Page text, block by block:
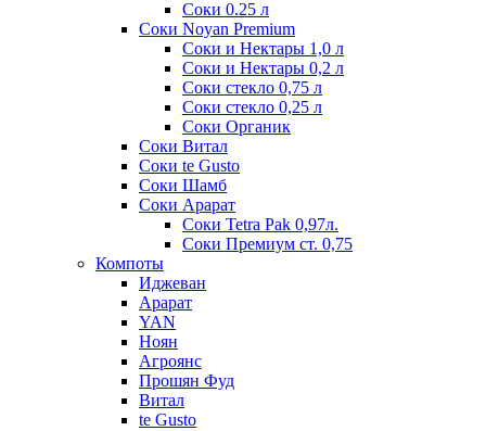
Соки 0.25 л
Соки Noyan Premium
Соки и Нектары 1,0 л
Соки и Нектары 0,2 л
Соки стекло 0,75 л
Соки стекло 0,25 л
Соки Органик
Соки Витал
Соки te Gusto
Соки Шамб
Соки Арарат
Соки Tetra Pak 0,97л.
Соки Премиум ст. 0,75
Компоты
Иджеван
Арарат
YAN
Ноян
Агроянс
Прошян Фуд
Витал
te Gusto